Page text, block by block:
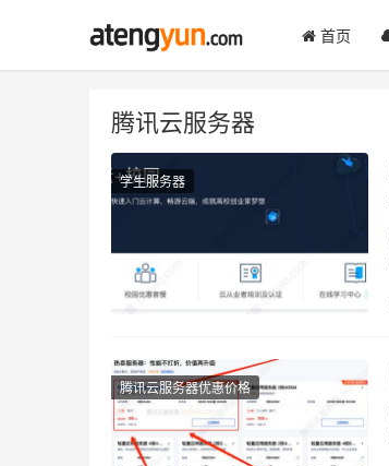
首页
腾讯云服务器
学生服务器
腾讯云服务器优惠价格